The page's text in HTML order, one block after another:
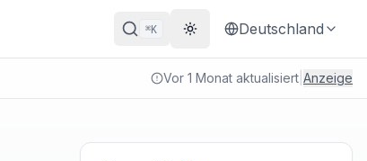
⌘K Theme wechseln
Deutschland
Vor 1 Monat aktualisiert Anzeige